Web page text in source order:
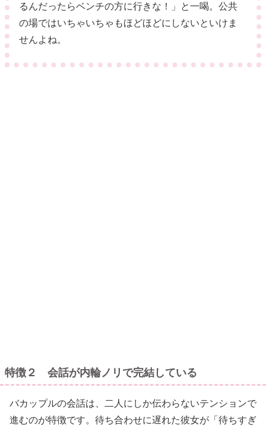
るんだったらベンチの方に行きな！」と一喝。公共
の場ではいちゃいちゃもほどほどにしないといけま
せんよね。
特徴２ 会話が内輪ノリで完結している
バカップルの会話は、二人にしか伝わらないテンションで
進むのが特徴です。待ち合わせに遅れた彼女が「待ちすぎ